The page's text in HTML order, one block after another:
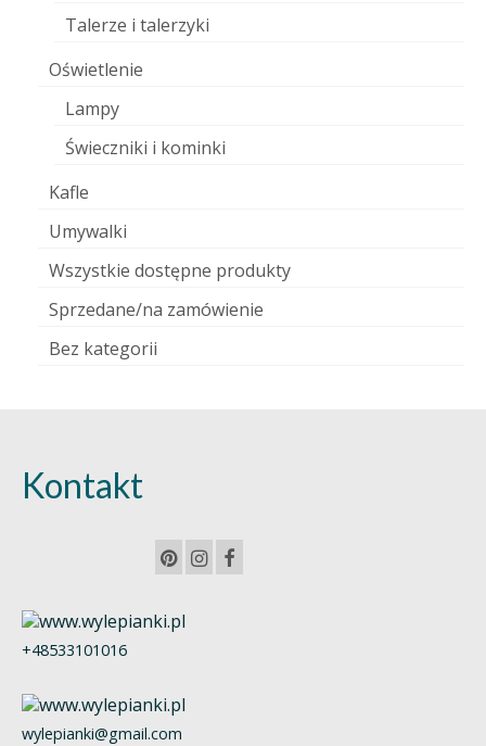
Talerze i talerzyki
Oświetlenie
Lampy
Świeczniki i kominki
Kafle
Umywalki
Wszystkie dostępne produkty
Sprzedane/na zamówienie
Bez kategorii
Kontakt
+48533101016
wylepianki@gmail.com